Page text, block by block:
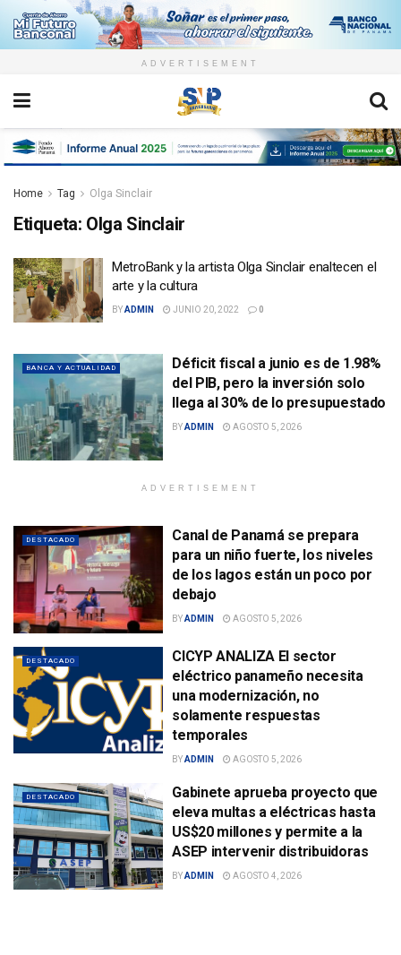
ADVERTISEMENT
Home Tag Olga Sinclair
Etiqueta: Olga Sinclair
MetroBank y la artista Olga Sinclair enaltecen el
arte y la cultura
BYADMIN JUNIO 20, 2022 0
BANCA Y ACTUALIDAD
Déficit fiscal a junio es de 1.98%
del PIB, pero la inversión solo
llega al 30% de lo presupuestado
BYADMIN AGOSTO 5, 2026
ADVERTISEMENT
DESTACADO
Canal de Panamá se prepara
para un niño fuerte, los niveles
de los lagos están un poco por
debajo
BYADMIN AGOSTO 5, 2026
DESTACADO
CICYP ANALIZA El sector
eléctrico panameño necesita
una modernización, no
solamente respuestas
temporales
BYADMIN AGOSTO 5, 2026
DESTACADO
Gabinete aprueba proyecto que
eleva multas a eléctricas hasta
US$20 millones y permite a la
ASEP intervenir distribuidoras
BYADMIN AGOSTO 4, 2026